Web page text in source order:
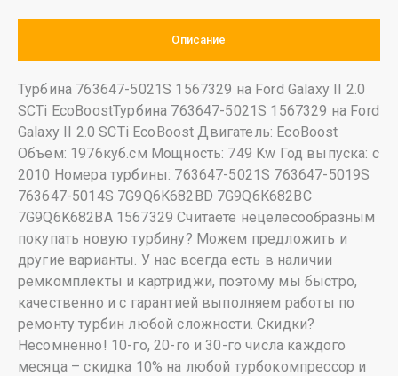
Описание
Турбина 763647-5021S 1567329 на Ford Galaxy II 2.0
SCTi EcoBoostТурбина 763647-5021S 1567329 на Ford
Galaxy II 2.0 SCTi EcoBoost Двигатель: EcoBoost
Объем: 1976куб.см Мощность: 749 Kw Год выпуска: с
2010 Номера турбины: 763647-5021S 763647-5019S
763647-5014S 7G9Q6K682BD 7G9Q6K682BC
7G9Q6K682BA 1567329 Считаете нецелесообразным
покупать новую турбину? Можем предложить и
другие варианты. У нас всегда есть в наличии
ремкомплекты и картриджи, поэтому мы быстро,
качественно и с гарантией выполняем работы по
ремонту турбин любой сложности. Скидки?
Несомненно! 10-го, 20-го и 30-го числа каждого
месяца – скидка 10% на любой турбокомпрессор и